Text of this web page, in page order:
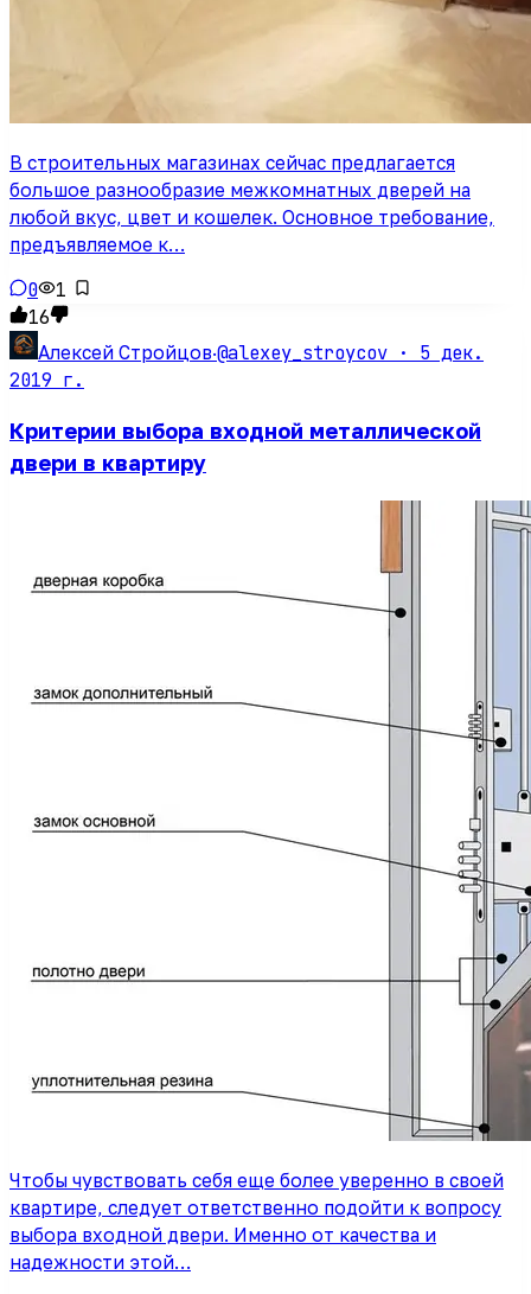
В строительных магазинах сейчас предлагается
большое разнообразие межкомнатных дверей на
любой вкус, цвет и кошелек. Основное требование,
предъявляемое к…
0
1
16
Алексей Стройцов·@alexey_stroycov · 5 дек.
2019 г.
Критерии выбора входной металлической
двери в квартиру
Чтобы чувствовать себя еще более уверенно в своей
квартире, следует ответственно подойти к вопросу
выбора входной двери. Именно от качества и
надежности этой…